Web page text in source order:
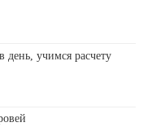
день, учимся расчету